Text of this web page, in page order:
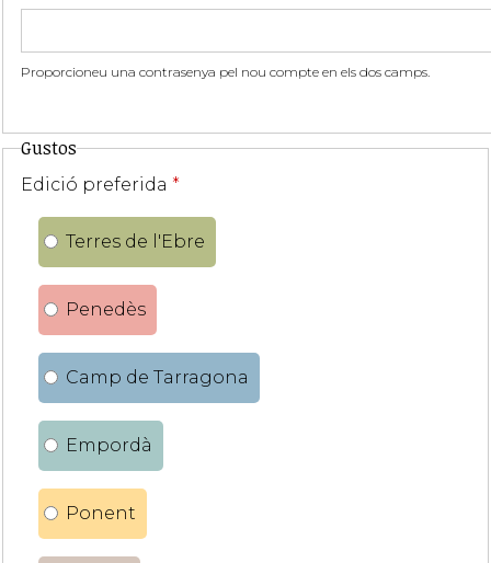
Proporcioneu una contrasenya pel nou compte en els dos camps.
Gustos
Edició preferida *
Terres de l'Ebre
Penedès
Camp de Tarragona
Empordà
Ponent